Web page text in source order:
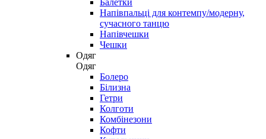
Балетки
Напівпальці для контемпу/модерну,
сучасного танцю
Напівчешки
Чешки
Одяг
Одяг
Болеро
Білизна
Гетри
Колготи
Комбінезони
Кофти